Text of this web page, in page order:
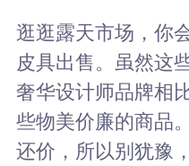
逛逛露天市场，你
皮具出售。虽然这
奢华设计师品牌相
些物美价廉的商品
还价，所以别犹豫